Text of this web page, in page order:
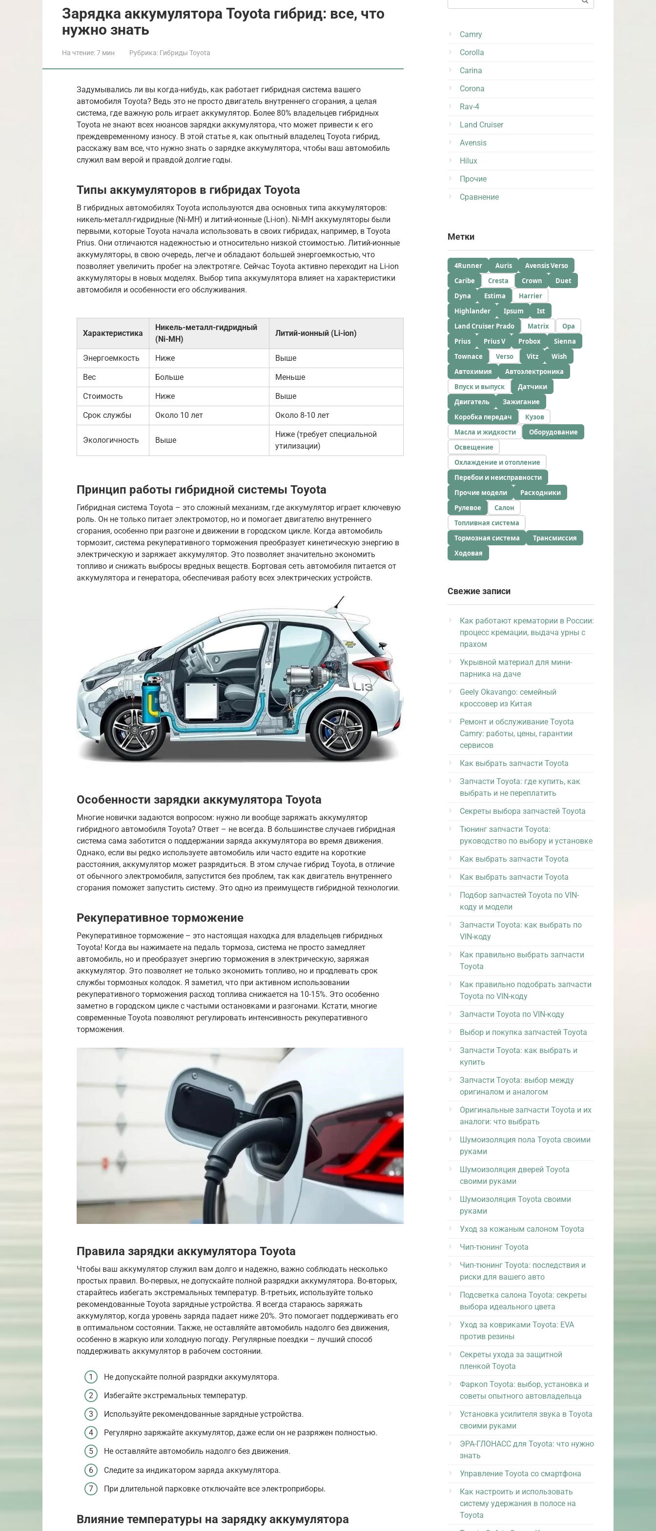
Зарядка аккумулятора Toyota гибрид: все, что
нужно знать
На чтение:7 мин Рубрика: Гибриды Toyota
Задумывались ли вы когда-нибудь, как работает гибридная система вашего
автомобиля Toyota? Ведь это не просто двигатель внутреннего сгорания, а целая
система, где важную роль играет аккумулятор. Более 80% владельцев гибридных
Toyota не знают всех нюансов зарядки аккумулятора, что может привести к его
преждевременному износу. В этой статье я, как опытный владелец Toyota гибрид,
расскажу вам все, что нужно знать о зарядке аккумулятора, чтобы ваш автомобиль
служил вам верой и правдой долгие годы.
Типы аккумуляторов в гибридах Toyota
В гибридных автомобилях Toyota используются два основных типа аккумуляторов:
никель-металл-гидридные (Ni-MH) и литий-ионные (Li-ion). Ni-MH аккумуляторы были
первыми, которые Toyota начала использовать в своих гибридах, например, в Toyota
Prius. Они отличаются надежностью и относительно низкой стоимостью. Литий-ионные
аккумуляторы, в свою очередь, легче и обладают большей энергоемкостью, что
позволяет увеличить пробег на электротяге. Сейчас Toyota активно переходит на Li-ion
аккумуляторы в новых моделях. Выбор типа аккумулятора влияет на характеристики
автомобиля и особенности его обслуживания.
Характеристика
Никель-металл-гидридный
(Ni-MH)
Литий-ионный (Li-ion)
Энергоемкость Ниже Выше
Вес Больше Меньше
Стоимость Ниже Выше
Срок службы Около 10 лет Около 8-10 лет
Экологичность Выше
Ниже (требует специальной
утилизации)
Принцип работы гибридной системы Toyota
Гибридная система Toyota – это сложный механизм, где аккумулятор играет ключевую
роль. Он не только питает электромотор, но и помогает двигателю внутреннего
сгорания, особенно при разгоне и движении в городском цикле. Когда автомобиль
тормозит, система рекуперативного торможения преобразует кинетическую энергию в
электрическую и заряжает аккумулятор. Это позволяет значительно экономить
топливо и снижать выбросы вредных веществ. Бортовая сеть автомобиля питается от
аккумулятора и генератора, обеспечивая работу всех электрических устройств.
Особенности зарядки аккумулятора Toyota
Многие новички задаются вопросом: нужно ли вообще заряжать аккумулятор
гибридного автомобиля Toyota? Ответ – не всегда. В большинстве случаев гибридная
система сама заботится о поддержании заряда аккумулятора во время движения.
Однако, если вы редко используете автомобиль или часто ездите на короткие
расстояния, аккумулятор может разрядиться. В этом случае гибрид Toyota, в отличие
от обычного электромобиля, запустится без проблем, так как двигатель внутреннего
сгорания поможет запустить систему. Это одно из преимуществ гибридной технологии.
Рекуперативное торможение
Рекуперативное торможение – это настоящая находка для владельцев гибридных
Toyota! Когда вы нажимаете на педаль тормоза, система не просто замедляет
автомобиль, но и преобразует энергию торможения в электрическую, заряжая
аккумулятор. Это позволяет не только экономить топливо, но и продлевать срок
службы тормозных колодок. Я заметил, что при активном использовании
рекуперативного торможения расход топлива снижается на 10-15%. Это особенно
заметно в городском цикле с частыми остановками и разгонами. Кстати, многие
современные Toyota позволяют регулировать интенсивность рекуперативного
торможения.
Правила зарядки аккумулятора Toyota
Чтобы ваш аккумулятор служил вам долго и надежно, важно соблюдать несколько
простых правил. Во-первых, не допускайте полной разрядки аккумулятора. Во-вторых,
старайтесь избегать экстремальных температур. В-третьих, используйте только
рекомендованные Toyota зарядные устройства. Я всегда стараюсь заряжать
аккумулятор, когда уровень заряда падает ниже 20%. Это помогает поддерживать его
в оптимальном состоянии. Также, не оставляйте автомобиль надолго без движения,
особенно в жаркую или холодную погоду. Регулярные поездки – лучший способ
поддерживать аккумулятор в рабочем состоянии.
Не допускайте полной разрядки аккумулятора.
Избегайте экстремальных температур.
Используйте рекомендованные зарядные устройства.
Регулярно заряжайте аккумулятор, даже если он не разряжен полностью.
Не оставляйте автомобиль надолго без движения.
Следите за индикатором заряда аккумулятора.
При длительной парковке отключайте все электроприборы.
Влияние температуры на зарядку аккумулятора
Camry
Corolla
Carina
Corona
Rav-4
Land Cruiser
Avensis
Hilux
Прочие
Сравнение
Метки
4Runner Auris
Avensis Verso
Caribe
Cresta Crown
Duet
Dyna
Estima
Harrier
Highlander
Ipsum
Ist
Land Cruiser Prado
Matrix
Opa
Prius
Prius V Probox
Sienna
Townace
Verso Vitz
Wish
Автохимия
Автоэлектроника
Впуск и выпуск
Датчики
Двигатель
Зажигание
Коробка передач
Кузов
Масла и жидкости
Оборудование
Освещение
Охлаждение и отопление
Перебои и неисправности
Прочие модели
Расходники
Рулевое
Салон
Топливная система
Тормозная система
Трансмиссия
Ходовая
Свежие записи
Как работают крематории в России:
процесс кремации, выдача урны с
прахом
Укрывной материал для мини-
парника на даче
Geely Okavango: семейный
кроссовер из Китая
Ремонт и обслуживание Toyota
Camry: работы, цены, гарантии
сервисов
Как выбрать запчасти Toyota
Запчасти Toyota: где купить, как
выбрать и не переплатить
Секреты выбора запчастей Toyota
Тюнинг запчасти Toyota:
руководство по выбору и установке
Как выбрать запчасти Toyota
Как выбрать запчасти Toyota
Подбор запчастей Toyota по VIN-
коду и модели
Запчасти Toyota: как выбрать по
VIN-коду
Как правильно выбрать запчасти
Toyota
Как правильно подобрать запчасти
Toyota по VIN-коду
Запчасти Toyota по VIN-коду
Выбор и покупка запчастей Toyota
Запчасти Toyota: как выбрать и
купить
Запчасти Toyota: выбор между
оригиналом и аналогом
Оригинальные запчасти Toyota и их
аналоги: что выбрать
Шумоизоляция пола Toyota своими
руками
Шумоизоляция дверей Toyota
своими руками
Шумоизоляция Toyota своими
руками
Уход за кожаным салоном Toyota
Чип-тюнинг Toyota
Чип-тюнинг Toyota: последствия и
риски для вашего авто
Подсветка салона Toyota: секреты
выбора идеального цвета
Уход за ковриками Toyota: EVA
против резины
Секреты ухода за защитной
пленкой Toyota
Фаркоп Toyota: выбор, установка и
советы опытного автовладельца
Установка усилителя звука в Toyota
своими руками
ЭРА-ГЛОНАСС для Toyota: что нужно
знать
Управление Toyota со смартфона
Как настроить и использовать
систему удержания в полосе на
Toyota